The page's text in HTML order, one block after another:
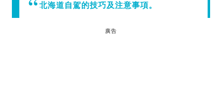
北海道自駕的技巧及注意事項。
廣告